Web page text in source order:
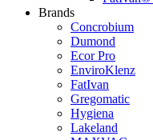
Brands
Concrobium
Dumond
Ecor Pro
EnviroKlenz
FatIvan
Gregomatic
Hygiena
Lakeland